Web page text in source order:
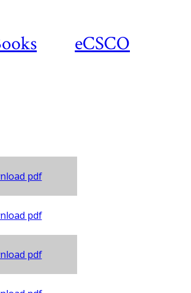
eCSCO
pdf
pdf
pdf